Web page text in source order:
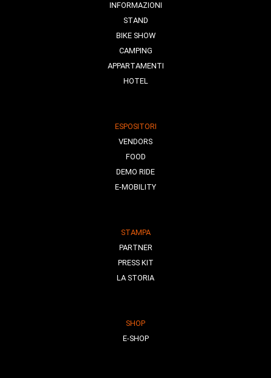
INFORMAZIONI
STAND
BIKE SHOW
CAMPING
APPARTAMENTI
HOTEL
ESPOSITORI
VENDORS
FOOD
DEMO RIDE
E-MOBILITY
STAMPA
PARTNER
PRESS KIT
LA STORIA
SHOP
E-SHOP